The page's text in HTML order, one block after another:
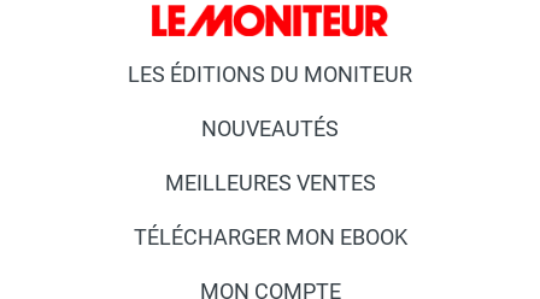
LES ÉDITIONS DU MONITEUR
NOUVEAUTÉS
MEILLEURES VENTES
TÉLÉCHARGER MON EBOOK
MON COMPTE